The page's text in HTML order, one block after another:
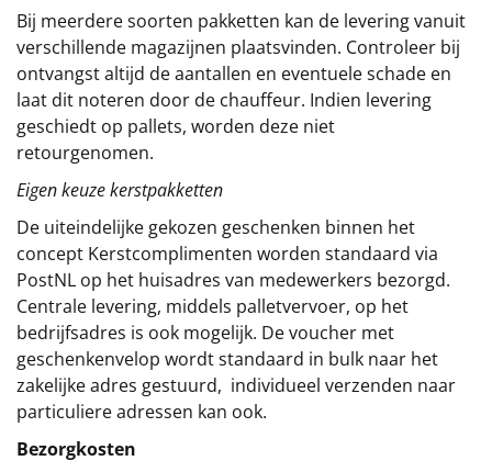
Bij meerdere soorten pakketten kan de levering vanuit
verschillende magazijnen plaatsvinden. Controleer bij
ontvangst altijd de aantallen en eventuele schade en
laat dit noteren door de chauffeur. Indien levering
geschiedt op pallets, worden deze niet
retourgenomen.
Eigen keuze kerstpakketten
De uiteindelijke gekozen geschenken binnen het
concept Kerstcomplimenten worden standaard via
PostNL op het huisadres van medewerkers bezorgd.
Centrale levering, middels palletvervoer, op het
bedrijfsadres is ook mogelijk. De voucher met
geschenkenvelop wordt standaard in bulk naar het
zakelijke adres gestuurd, individueel verzenden naar
particuliere adressen kan ook.
Bezorgkosten